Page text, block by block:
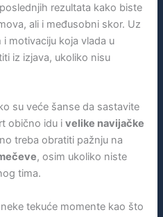
rezultata kako biste
ali i međusobni skor. Uz
motivaciju koja vlada u
iz izjava, ukoliko nisu
su veće šanse da sastavite
obično idu ivelike navijačke
treba obratiti pažnju na
, osim ukoliko niste
tima.
tekuće momente kao što